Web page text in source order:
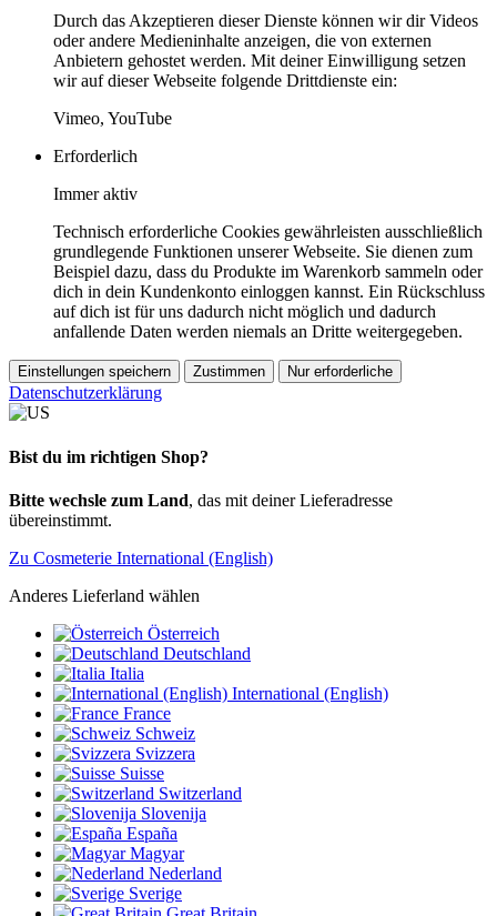
Durch das Akzeptieren dieser Dienste können wir dir Videos
oder andere Medieninhalte anzeigen, die von externen
Anbietern gehostet werden. Mit deiner Einwilligung setzen
wir auf dieser Webseite folgende Drittdienste ein:
Vimeo, YouTube
Erforderlich
Immer aktiv
Technisch erforderliche Cookies gewährleisten ausschließlich
grundlegende Funktionen unserer Webseite. Sie dienen zum
Beispiel dazu, dass du Produkte im Warenkorb sammeln oder
dich in dein Kundenkonto einloggen kannst. Ein Rückschluss
auf dich ist für uns dadurch nicht möglich und dadurch
anfallende Daten werden niemals an Dritte weitergegeben.
Einstellungen speichern Zustimmen Nur erforderliche
Datenschutzerklärung
Bist du im richtigen Shop?
Bitte wechsle zum Land, das mit deiner Lieferadresse
übereinstimmt.
Zu Cosmeterie International (English)
Anderes Lieferland wählen
Österreich
Deutschland
Italia
International (English)
France
Schweiz
Svizzera
Suisse
Switzerland
Slovenija
España
Magyar
Nederland
Sverige